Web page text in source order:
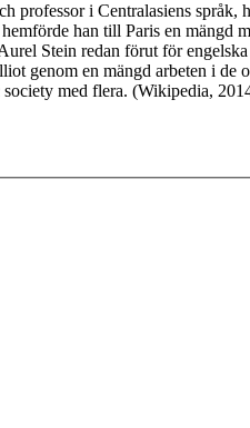
i Centralasiens
han till Paris en
Stein redan förut för
genom en mängd arbeten i
med flera. (Wikipedia,